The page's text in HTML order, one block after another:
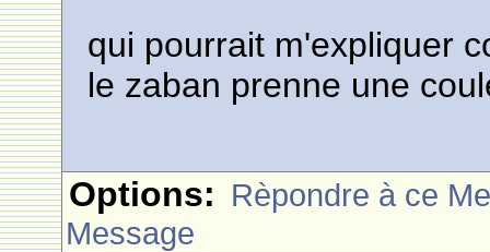
qui pourrait m'expliquer
le zaban prenne une
Options: Rèpondre à ce
Message